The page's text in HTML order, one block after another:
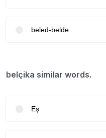
beled-belde
belçika similar words.
Eş